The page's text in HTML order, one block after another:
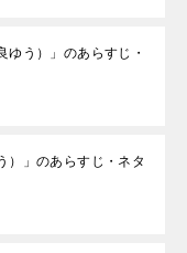
ゆう）」のあらすじ・
）」のあらすじ・ネタ